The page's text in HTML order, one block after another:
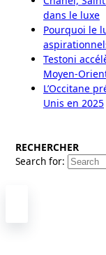
dans le luxe
Pourquoi le
Testoni
Moyen-
L’Occitane
Unis en 2025
RECHERCHER
Search for: